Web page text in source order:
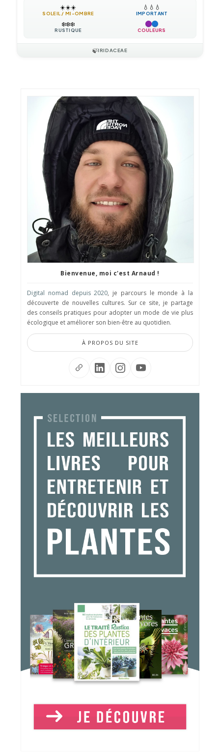
☀️☀️☀️
SOLEIL / MI-OMBRE
💧 💧 💧
IMPORTANT
❄️❄️❄️
RUSTIQUE COULEURS
🍃IRIDACEAE
Bienvenue, moi c'est Arnaud !
Digital nomad depuis 2020, je parcours le monde à la
découverte de nouvelles cultures. Sur ce site, je partage
des conseils pratiques pour adopter un mode de vie plus
écologique et améliorer son bien-être au quotidien.
À PROPOS DU SITE